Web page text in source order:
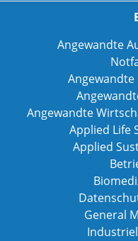
Angewandte
Angewandte
Applied Life
Applied
General